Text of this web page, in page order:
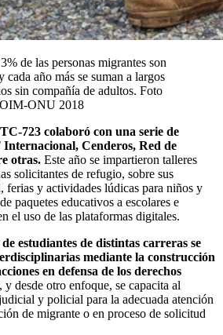
de las personas migrantes son
cada año más se suman a largos
sin compañía de adultos. Foto
ONU 2018
723 colaboró con una serie de
Cenderos, Red de
otras. Este año se impartieron talleres
solicitantes de refugio, sobre sus
ferias y actividades lúdicas para niños y
paquetes educativos a escolares e
el uso de las plataformas digitales.
estudiantes de distintas carreras se
mediante la construcción
en defensa de los derechos
y desde otro enfoque, se capacita al
y policial para la adecuada atención
de migrante o en proceso de solicitud